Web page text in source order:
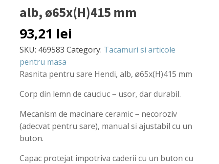
alb, ø65x(H)415 mm
93,21 lei
SKU: 469583 Category: Tacamuri si articole
pentru masa
Rasnita pentru sare Hendi, alb, ø65x(H)415 mm
Corp din lemn de cauciuc – usor, dar durabil.
Mecanism de macinare ceramic – necoroziv
(adecvat pentru sare), manual si ajustabil cu un
buton.
Capac protejat impotriva caderii cu un buton cu